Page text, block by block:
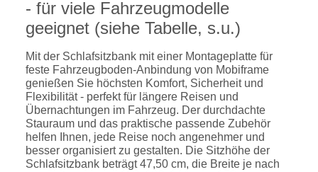
- für viele Fahrzeugmodelle
geeignet (siehe Tabelle, s.u.)
Mit der Schlafsitzbank mit einer Montageplatte für
feste Fahrzeugboden-Anbindung von Mobiframe
genießen Sie höchsten Komfort, Sicherheit und
Flexibilität - perfekt für längere Reisen und
Übernachtungen im Fahrzeug. Der durchdachte
Stauraum und das praktische passende Zubehör
helfen Ihnen, jede Reise noch angenehmer und
besser organisiert zu gestalten. Die Sitzhöhe der
Schlafsitzbank beträgt 47,50 cm, die Breite je nach